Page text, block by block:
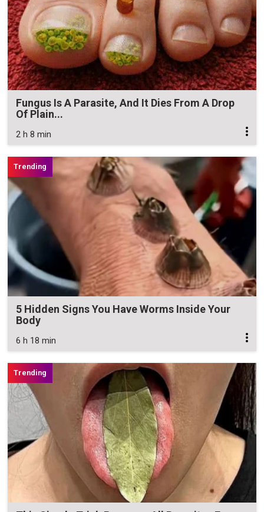
Fungus Is A Parasite, And It Dies From A Drop
Of Plain...
2 h 8 min
5 Hidden Signs You Have Worms Inside Your
Body
6 h 18 min